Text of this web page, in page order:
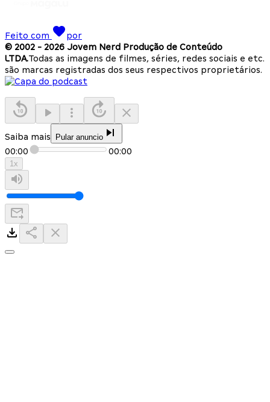
Feito com
por
© 2002 - 2026 Jovem Nerd Produção de Conteúdo
LTDA.Todas as imagens de filmes, séries, redes sociais e etc.
são marcas registradas dos seus respectivos proprietários.
Saiba mais Pular anuncio
00:00 00:00
1x